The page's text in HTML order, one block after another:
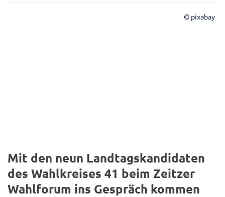
© pixabay
Mit den neun Landtagskandidaten
des Wahlkreises 41 beim Zeitzer
Wahlforum ins Gespräch kommen